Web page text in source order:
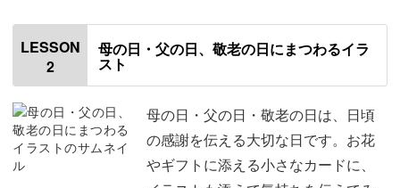
最初は、私のイラストをなぞって練習しながら、少しずつ
感覚を掴んでいってください。
はじめに
使用材料・道具
誕生日のイラスト 02:07
ホールケーキを描く 02:58
LESSON
2
母の日・父の日、敬老の日にまつわるイラ
スト
母の日・父の日・敬老の日は、日頃
の感謝を伝える大切な日です。お花
やギフトに添える小さなカードに、